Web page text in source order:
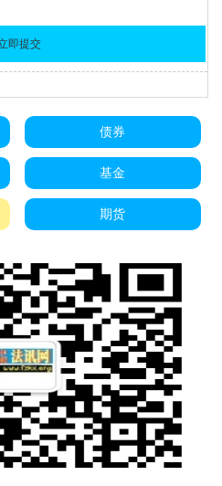
债券
基金
期货